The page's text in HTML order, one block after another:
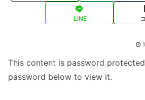
LINE
This content is password
password below to view it.